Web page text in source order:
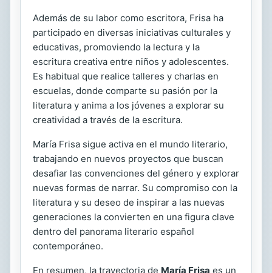
Además de su labor como escritora, Frisa ha
participado en diversas iniciativas culturales y
educativas, promoviendo la lectura y la
escritura creativa entre niños y adolescentes.
Es habitual que realice talleres y charlas en
escuelas, donde comparte su pasión por la
literatura y anima a los jóvenes a explorar su
creatividad a través de la escritura.
María Frisa sigue activa en el mundo literario,
trabajando en nuevos proyectos que buscan
desafiar las convenciones del género y explorar
nuevas formas de narrar. Su compromiso con la
literatura y su deseo de inspirar a las nuevas
generaciones la convierten en una figura clave
dentro del panorama literario español
contemporáneo.
En resumen, la trayectoria de María Frisa es un